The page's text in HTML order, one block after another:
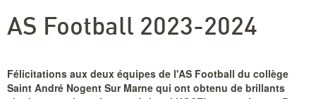
AS Football 2023-2024
Félicitations aux deux équipes de l'AS Football du collège
Saint André Nogent Sur Marne qui ont obtenu de brillants